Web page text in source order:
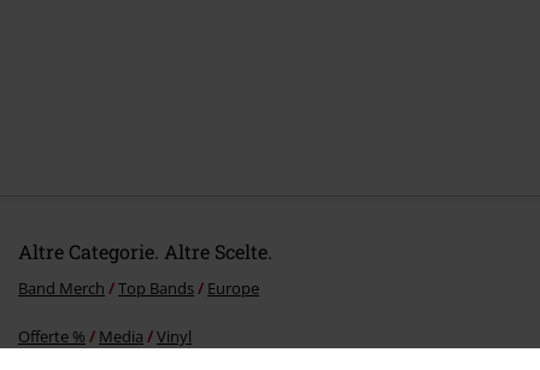
Altre Categorie. Altre Scelte.
Band Merch Top Bands Europe
Offerte % Media Vinyl